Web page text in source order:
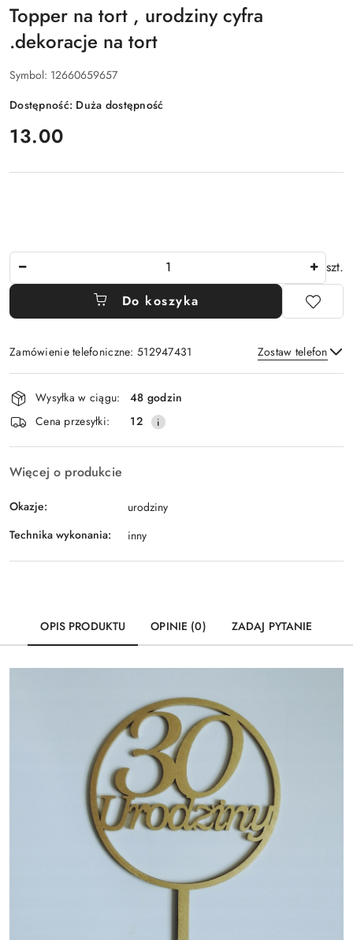
Topper na tort , urodziny cyfra
.dekoracje na tort
Symbol: 12660659657
Dostępność: Duża dostępność
cena:
13.00
szt.
Do koszyka
Zamówienie telefoniczne: 512947431 Zostaw telefon
Wyślij
Dostępność
i
dostawa
Wysyłka w ciągu:
48 godzin
Cena przesyłki:
12
Więcej o produkcie
Okazje:
urodziny
Technika wykonania:
inny
OPIS PRODUKTU OPINIE (0) ZADAJ PYTANIE